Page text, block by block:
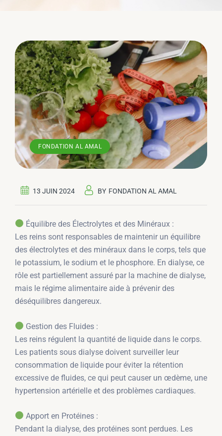
FONDATION AL AMAL
13 JUIN 2024 BY FONDATION AL AMAL
Équilibre des Électrolytes et des Minéraux :
Les reins sont responsables de maintenir un équilibre
des électrolytes et des minéraux dans le corps, tels que
le potassium, le sodium et le phosphore. En dialyse, ce
rôle est partiellement assuré par la machine de dialyse,
mais le régime alimentaire aide à prévenir des
déséquilibres dangereux.
Gestion des Fluides :
Les reins régulent la quantité de liquide dans le corps.
Les patients sous dialyse doivent surveiller leur
consommation de liquide pour éviter la rétention
excessive de fluides, ce qui peut causer un œdème, une
hypertension artérielle et des problèmes cardiaques.
Apport en Protéines :
Pendant la dialyse, des protéines sont perdues. Les